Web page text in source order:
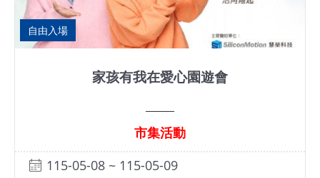
自由入場
家孩有我在愛心園遊會
市集活動
115-05-08 ~ 115-05-09